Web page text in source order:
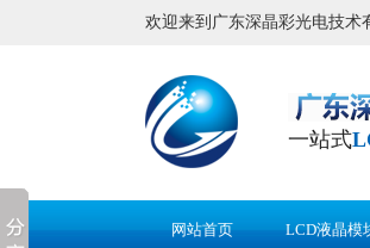
欢迎来到广东深晶彩光电技术
一站式
网站首页 LCD液晶模